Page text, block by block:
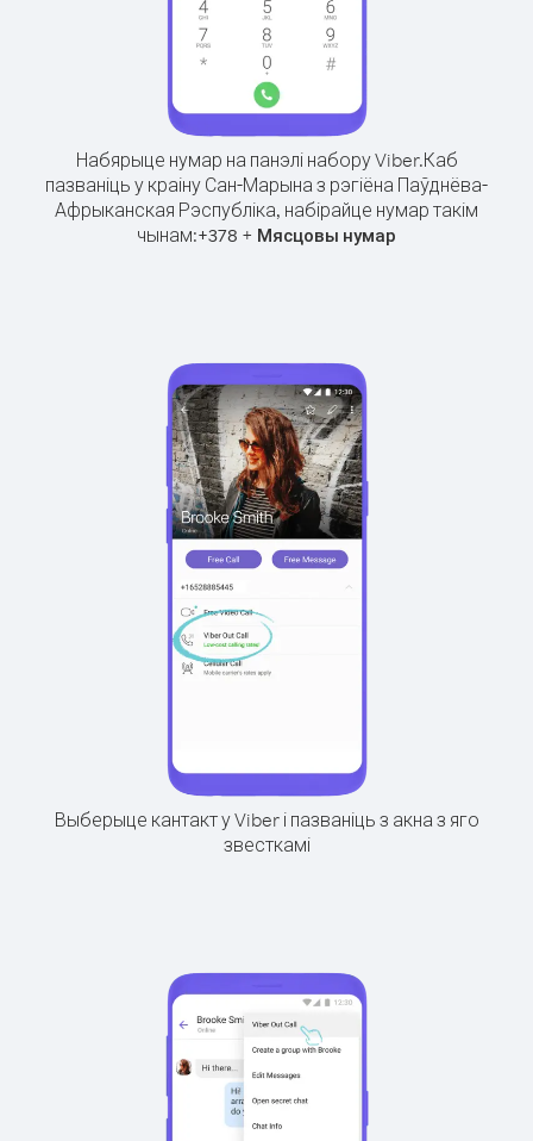
Набярыце нумар на панэлі набору Viber.Каб
пазваніць у краіну Сан-Марына з рэгіёна Паўднёва-
Афрыканская Рэспубліка, набірайце нумар такім
чынам:+378 + Мясцовы нумар
Выберыце кантакт у Viber і пазваніць з акна з яго
звесткамі